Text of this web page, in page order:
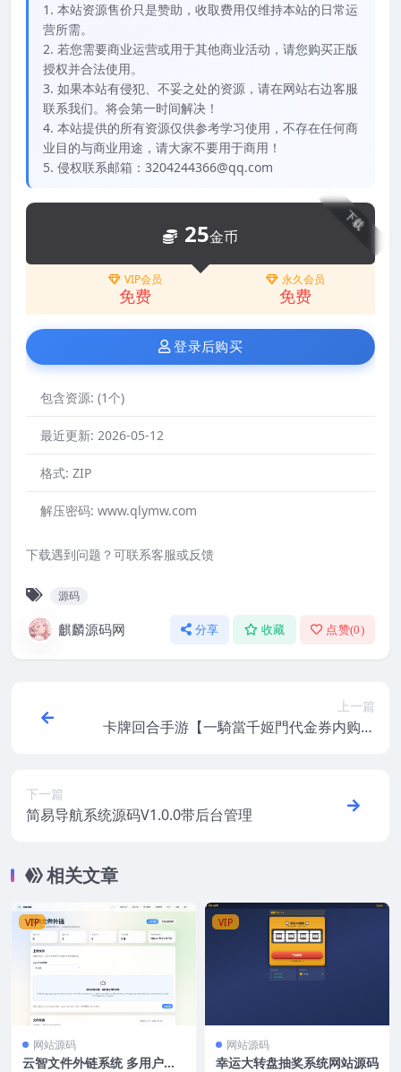
1. 本站资源售价只是赞助，收取费用仅维持本站的日常运
营所需。
2. 若您需要商业运营或用于其他商业活动，请您购买正版
授权并合法使用。
3. 如果本站有侵犯、不妥之处的资源，请在网站右边客服
联系我们。将会第一时间解决！
4. 本站提供的所有资源仅供参考学习使用，不存在任何商
业目的与商业用途，请大家不要用于商用！
5. 侵权联系邮箱：3204244366@qq.com
下载
25金币
VIP会员
免费
永久会员
免费
登录后购买
包含资源: (1个)
最近更新: 2026-05-12
格式: ZIP
解压密码: www.qlymw.com
下载遇到问题？可联系客服或反馈
源码
麒麟源码网 分享 收藏 点赞(0)
上一篇
卡牌回合手游【一騎當千姬門代金券内购修
下一篇
简易导航系统源码V1.0.0带后台管理
相关文章
VIP
网站源码
云智文件外链系统 多用户版
VIP
网站源码
幸运大转盘抽奖系统网站源码